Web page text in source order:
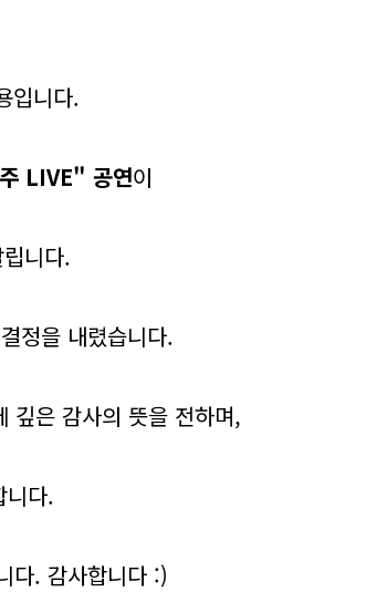
입니다.
LIVE" 공연이
니다.
정을 내렸습니다.
깊은 감사의 뜻을 전하며,
다.
다. 감사합니다 :)